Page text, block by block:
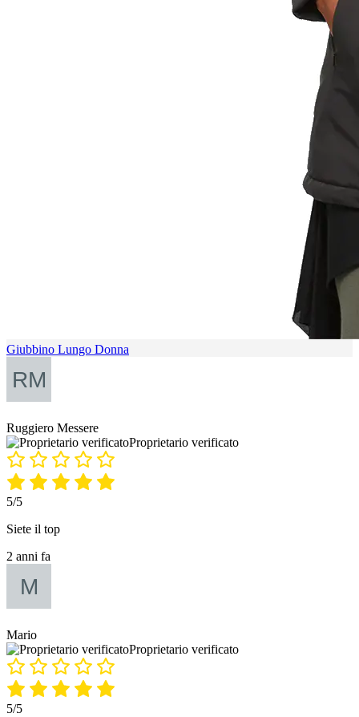
Giubbino Lungo Donna
Ruggiero Messere
Proprietario verificato
5/5
Siete il top
2 anni fa
Mario
Proprietario verificato
5/5